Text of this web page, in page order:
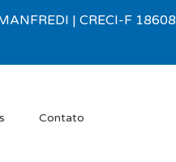
| CRECI-F 18608
Contato